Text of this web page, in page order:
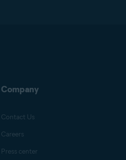
Company
Contact Us
Careers
Press center